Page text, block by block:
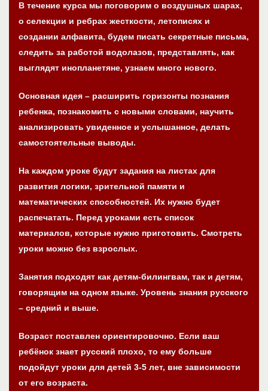
В течение курса мы поговорим о воздушных шарах,
о селекции и ребрах жесткости, летописях и
создании алфавита, будем писать секретные письма,
следить за работой водолазов, представлять, как
выглядят инопланетяне, узнаем много нового.
Основная идея – расширить горизонты познания
ребенка, познакомить с новыми словами, научить
анализировать увиденное и услышанное, делать
самостоятельные выводы.
На каждом уроке будут задания на листах для
развития логики, зрительной памяти и
математических способностей. Их нужно будет
распечатать. Перед уроками есть список
материалов, которые нужно приготовить. Смотреть
уроки можно без взрослых.
Занятия подходят как детям-билингвам, так и детям,
говорящим на одном языке. Уровень знания русского
– средний и выше.
Возраст поставлен ориентировочно. Если ваш
ребёнок знает русский плохо, то ему больше
подойдут уроки для детей 3-5 лет, вне зависимости
от его возраста.